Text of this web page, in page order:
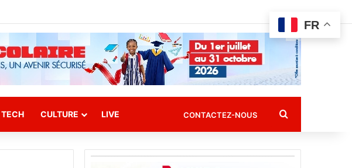
TECH CULTURE LIVE CONTACTEZ-NOUS Rechercher
FR